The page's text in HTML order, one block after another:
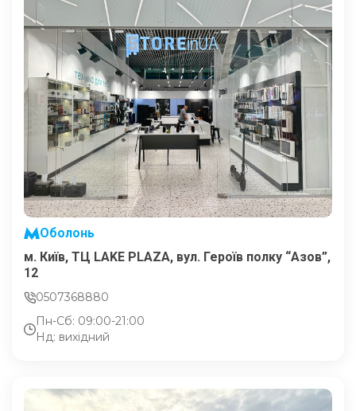
Оболонь
м. Київ, ТЦ LAKE PLAZA, вул. Героїв полку “Азов”,
12
0507368880
Пн-Сб: 09:00-21:00
Нд: вихідний